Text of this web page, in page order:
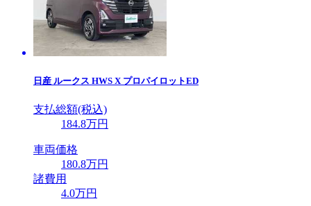
日産 ルークス HWS X プロパイロットED
支払総額(税込)
184.8万円
車両価格
180.8万円
諸費用
4.0万円